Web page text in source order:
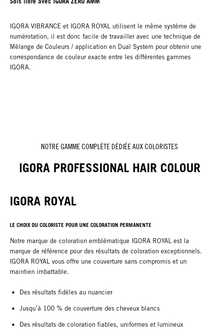
IGORA VIBRANCE et IGORA ROYAL utilisent le même système de
numérotation, il est donc facile de travailler avec une technique de
Mélange de Couleurs / application en Dual System pour obtenir une
correspondance de couleur exacte entre les différentes gammes
IGORA.
NOTRE GAMME COMPLÈTE DÉDIÉE AUX COLORISTES
IGORA PROFESSIONAL HAIR COLOUR
IGORA ROYAL
LE CHOIX DU COLORISTE POUR UNE COLORATION PERMANENTE
Notre marque de coloration emblématique IGORA ROYAL est la
marque de référence pour des résultats de coloration exceptionnels.
IGORA ROYAL vous offre une couverture sans compromis et un
maintien imbattable.
Des résultats fidèles au nuancier
Jusqu’à 100 % de couverture des cheveux blancs
Des résultats de coloration fiables, uniformes et lumineux